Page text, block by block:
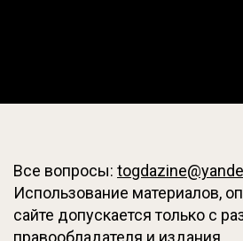
Все вопросы:
Использование материалов,
сайте допускается только с
правообладателя и издания.